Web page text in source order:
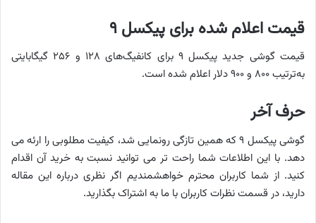
قیمت اعلام شده برای پیکسل ۹
قیمت گوشی جدید پیکسل ۹ برای کانفیگ‌های ۱۲۸ و ۲۵۶ گیگابایتی
به‌ترتیب ۸۰۰ و ۹۰۰ دلار اعلام شده است.
حرف آخر
گوشی پیکسل ۹ که همین تازگی رونمایی شد، کیفیت مطلوبی را ارئه می
دهد. با این اطلاعات شما راحت تر می توانید نسبت به خرید آن اقدام
کنید. از شما کاربران محترم خواهشمندیم اگر نظری درباره این مقاله
دارید، در قسمت نظرات کاربران با ما به اشتراک بگذارید.